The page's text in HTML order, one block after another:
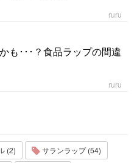
ruru
も･･･？食品ラップの間違
ruru
(2)
サランラップ (54)